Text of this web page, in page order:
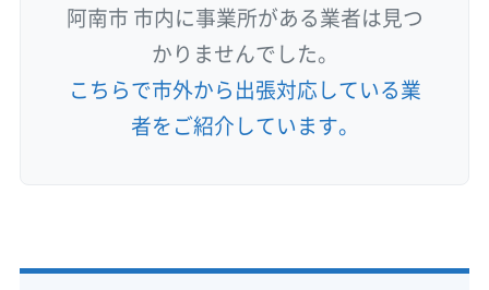
阿南市 市内に事業所がある業者は見つ
かりませんでした。
こちらで市外から出張対応している業
者をご紹介しています。